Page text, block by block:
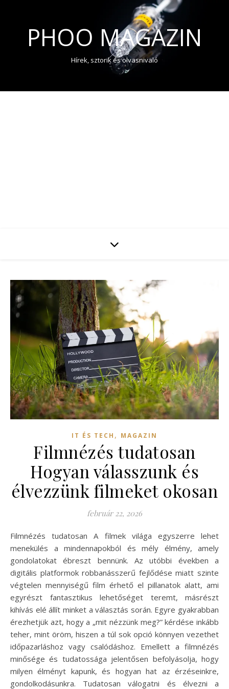
PHOO MAGAZIN
Hírek, sztorik és olvasnivaló
IT ÉS TECH , MAGAZIN
Filmnézés tudatosan
Hogyan válasszunk és
élvezzünk filmeket okosan
február 22, 2026
Filmnézés tudatosan A filmek világa egyszerre lehet
menekülés a mindennapokból és mély élmény, amely
gondolatokat ébreszt bennünk. Az utóbbi években a
digitális platformok robbanásszerű fejlődése miatt szinte
végtelen mennyiségű film érhető el pillanatok alatt, ami
egyrészt fantasztikus lehetőséget teremt, másrészt
kihívás elé állít minket a választás során. Egyre gyakrabban
érezhetjük azt, hogy a „mit nézzünk meg?” kérdése inkább
teher, mint öröm, hiszen a túl sok opció könnyen vezethet
időpazarláshoz vagy csalódáshoz. Emellett a filmnézés
minősége és tudatossága jelentősen befolyásolja, hogy
milyen élményt kapunk, és hogyan hat az érzéseinkre,
gondolkodásunkra. Tudatosan válogatni és élvezni a